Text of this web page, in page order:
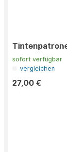
sofort verfügbar
vergleichen
27,00 €